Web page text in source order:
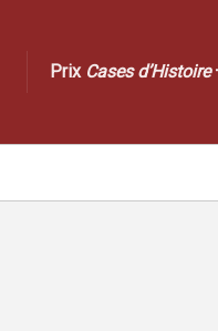
Prix Cases d’Histoire